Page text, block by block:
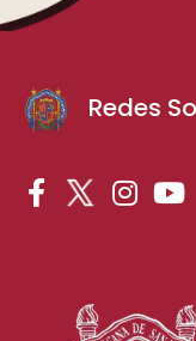
Redes